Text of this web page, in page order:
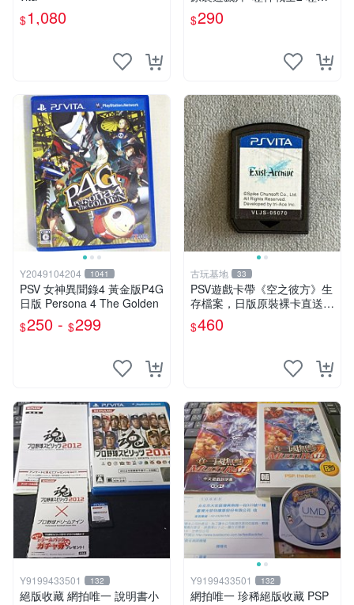
$1,080
者2 ~290
$290
Y2049104204 1041
PSV 女神異聞錄4 黃金版P4G
日版 Persona 4 The Golden
$250 - $299
古玩基地 33
PSV遊戲卡帶《空之彼方》生
存檔案，日版原裝裸卡直送，
實測無誤，嚴選推薦，適合收
藏。PSV遊戲卡帶 直營 正規
$460
Y9199433501 132
絕版收藏 網拍唯一 說明書小
Y9199433501 132
網拍唯一 珍稀絕版收藏 PSP